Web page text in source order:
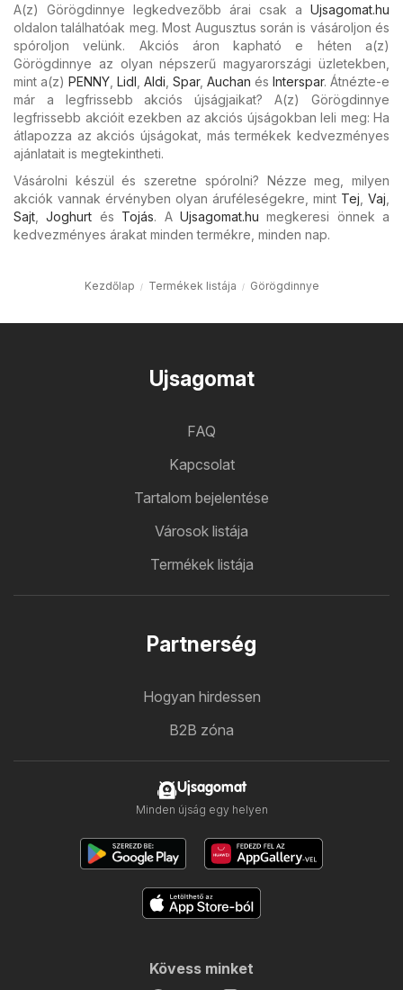
A(z) Görögdinnye legkedvezőbb árai csak a Ujsagomat.hu
oldalon találhatóak meg. Most Augusztus során is vásároljon és
spóroljon velünk. Akciós áron kapható e héten a(z)
Görögdinnye az olyan népszerű magyarországi üzletekben,
mint a(z) PENNY Lidl Aldi Spar, Auchan és Interspar. Átnézte-e
már a legfrissebb akciós újságjaikat? A(z) Görögdinnye
legfrissebb akcióit ezekben az akciós újságokban leli meg: Ha
átlapozza az akciós újságokat, más termékek kedvezményes
ajánlatait is megtekintheti.
Vásárolni készül és szeretne spórolni? Nézze meg, milyen
akciók vannak érvényben olyan áruféleségekre, mint Tej Vaj
Sajt ,Joghurt és Tojás. A Ujsagomat.hu megkeresi önnek a
kedvezményes árakat minden termékre, minden nap.
Kezdőlap Termékek listája Görögdinnye
Ujsagomat
FAQ
Kapcsolat
Tartalom bejelentése
Városok listája
Termékek listája
Partnerség
Hogyan hirdessen
B2B zóna
Ujsagomat
Minden újság egy helyen
Kövess minket